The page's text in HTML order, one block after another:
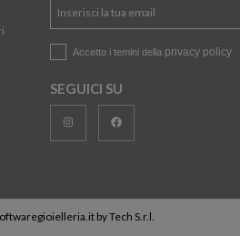
Accetto i temini della privacy policy
SEGUICI SU
byTech S.r.l.